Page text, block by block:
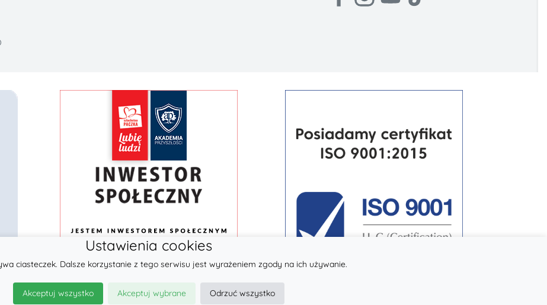
© 2026LennyLamb sp. z o.o.
Ustawienia cookies
ciasteczek. Dalsze korzystanie z tego serwisu jest wyrażeniem zgody na ich używanie.
Akceptuj wszystko Akceptuj wybrane Odrzuć wszystko